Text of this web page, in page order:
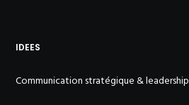
IDEES
Communication stratégique & leadership